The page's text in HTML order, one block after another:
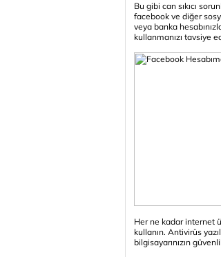
Bu gibi can sıkıcı
facebook ve diğer
veya banka
kullanmanızı tavsiye
Her ne kadar internet
kullanın. Antivirüs
bilgisayarınızın